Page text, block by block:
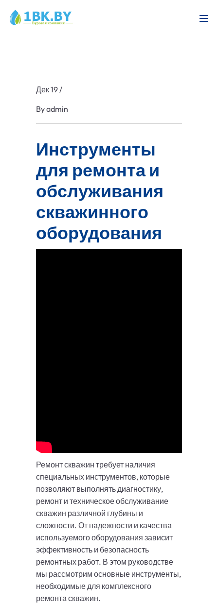
Дек 19/
Byadmin
Инструменты
для ремонта и
обслуживания
скважинного
оборудования
Ремонт скважин требует наличия
специальных инструментов, которые
позволяют выполнять диагностику,
ремонт и техническое обслуживание
скважин различной глубины и
сложности. От надежности и качества
используемого оборудования зависит
эффективность и безопасность
ремонтных работ. В этом руководстве
мы рассмотрим основные инструменты,
необходимые для комплексного
ремонта скважин.